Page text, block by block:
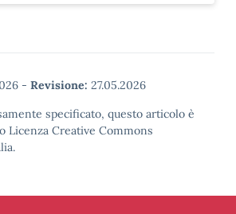
- Revisione: 27.05.2026
specificato, questo articolo è
Licenza Creative Commons